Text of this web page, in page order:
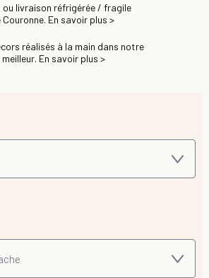
livraison réfrigérée / fragile
En savoir plus >
réalisés à la main dans notre
En savoir plus >